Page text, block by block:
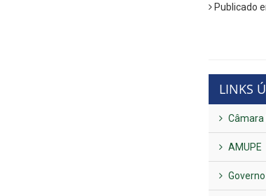
Publicado
LINKS
Câmara
AMUPE